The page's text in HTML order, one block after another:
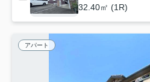
32.40㎡ (1R)
アパート